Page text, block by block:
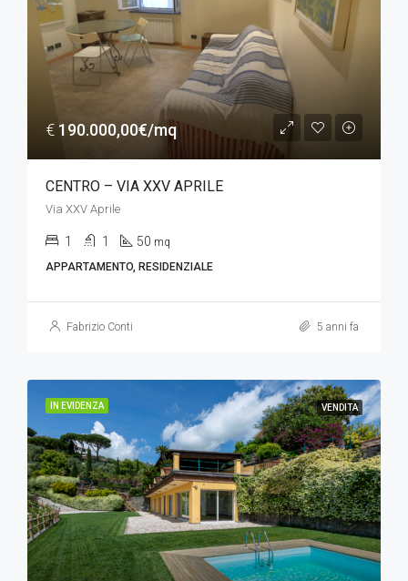
€ 190.000,00€/mq
CENTRO – VIA XXV APRILE
Via XXV Aprile
1 1 50 mq
APPARTAMENTO, RESIDENZIALE
Fabrizio Conti 5 anni fa
IN EVIDENZA VENDITA